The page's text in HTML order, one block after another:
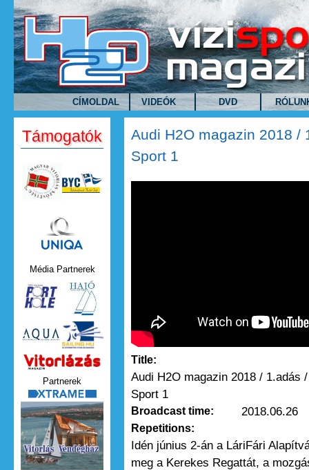
Ugrás a tartalomra
CÍMOLDAL VIDEÓK DVD
Audi H2O magazin 2018 /
Sport 1
Title:
Audi H2O magazin 2018 / 1.adás
Sport 1
Broadcast time: 2018.06.26
Repetitions:
Idén június 2-án a LáriFári
meg a Kerekes Regattát, a
Támogatók
Uniqa.png
Média Partnerek
Vitorlazas_magazin.jpg
Partnerek
xtrame.png